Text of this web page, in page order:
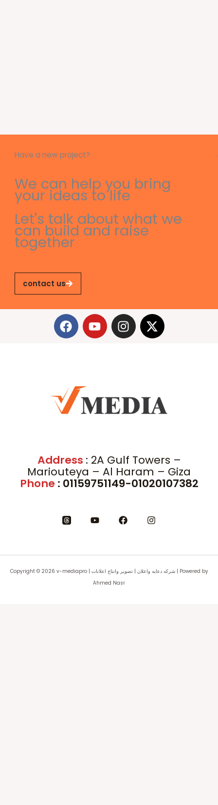
Have a new project?
We can help you bring
your ideas to life
Let's talk about what we
can build and raise
together
contact us
F
a
c
o
k
Y
o
u
e
I
n
s
r
a
m
X
-
t
e
r
Address : 2A Gulf Towers –
Mariouteya – Al Haram – Giza
Phone : 01159751149-01020107382
Copyright © 2026 v-mediapro | شركه دعايه واعلان | تصوير وانتاج اعلانات | Powered by
Ahmed Nasr